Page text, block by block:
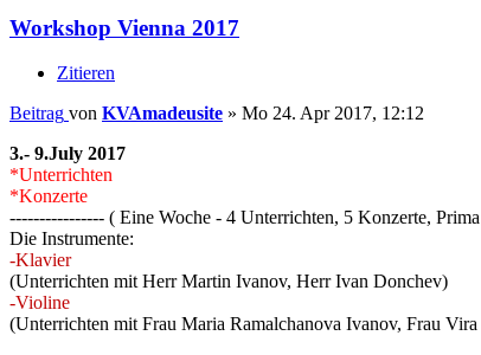
Workshop Vienna 2017
Zitieren
Beitrag von KVAmadeusite » Mo 24. Apr 2017, 12:12
3.- 9.July 2017
*Unterrichten
*Konzerte
---------------- ( Eine Woche - 4 Unterrichten, 5 Konzerte,
Die Instrumente:
-Klavier
(Unterrichten mit Herr Martin Ivanov, Herr Ivan Donchev)
-Violine
(Unterrichten mit Frau Maria Ramalchanova Ivanov, Frau